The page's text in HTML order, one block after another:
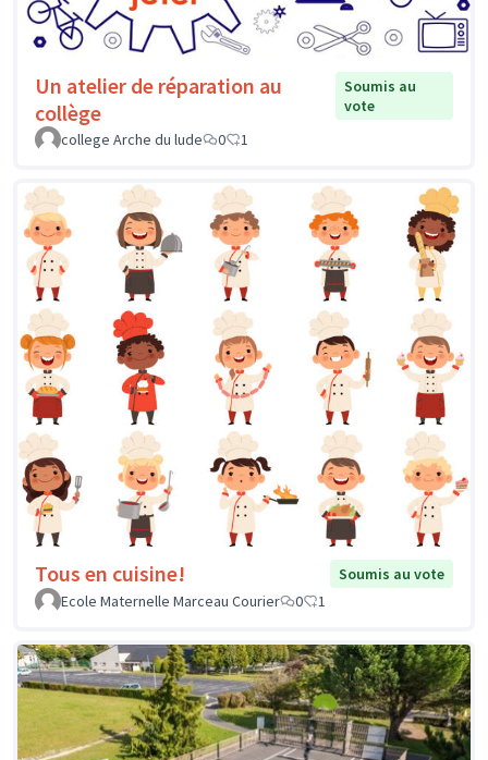
Un atelier de réparation au
collège
Soumis au
vote
college Arche du lude
0 1
Tous en cuisine!
Soumis au vote
Ecole Maternelle Marceau Courier
0 1